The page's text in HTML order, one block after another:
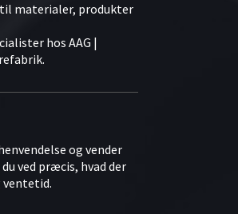
materialer, produkter
hos AAG |
og vender
ved præcis, hvad der
ventetid.